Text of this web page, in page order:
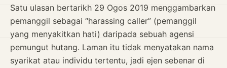
Satu ulasan bertarikh 29 Ogos 2019 menggambarkan
pemanggil sebagai “harassing caller” (pemanggil
yang menyakitkan hati) daripada sebuah agensi
pemungut hutang. Laman itu tidak menyatakan nama
syarikat atau individu tertentu, jadi ejen sebenar di